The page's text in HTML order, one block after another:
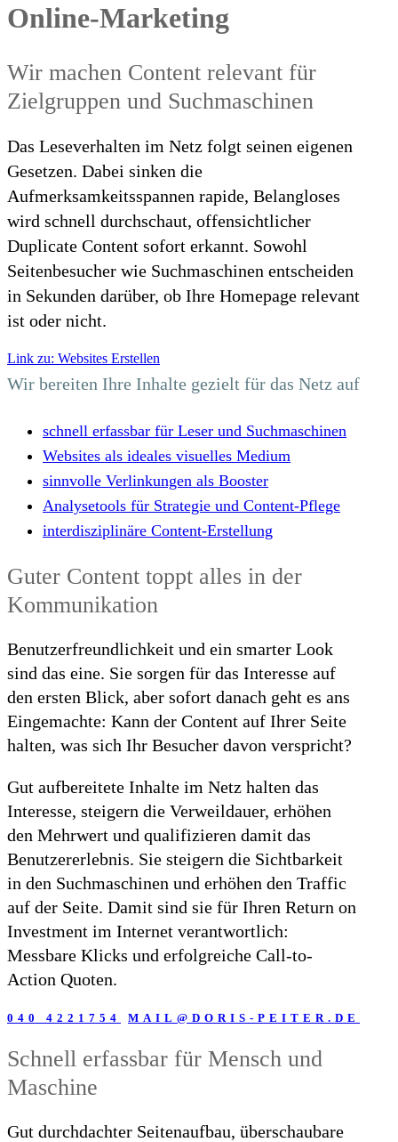
Online-Marketing
Wir machen Content relevant für
Zielgruppen und Suchmaschinen
Das Leseverhalten im Netz folgt seinen eigenen
Gesetzen. Dabei sinken die
Aufmerksamkeitsspannen rapide, Belangloses
wird schnell durchschaut, offensichtlicher
Duplicate Content sofort erkannt. Sowohl
Seitenbesucher wie Suchmaschinen entscheiden
in Sekunden darüber, ob Ihre Homepage relevant
ist oder nicht.
Link zu: Websites Erstellen
Wir bereiten Ihre Inhalte gezielt für das Netz auf
schnell erfassbar für Leser und Suchmaschinen
Websites als ideales visuelles Medium
sinnvolle Verlinkungen als Booster
Analysetools für Strategie und Content-Pflege
interdisziplinäre Content-Erstellung
Guter Content toppt alles in der
Kommunikation
Benutzerfreundlichkeit und ein smarter Look
sind das eine. Sie sorgen für das Interesse auf
den ersten Blick, aber sofort danach geht es ans
Eingemachte: Kann der Content auf Ihrer Seite
halten, was sich Ihr Besucher davon verspricht?
Gut aufbereitete Inhalte im Netz halten das
Interesse, steigern die Verweildauer, erhöhen
den Mehrwert und qualifizieren damit das
Benutzererlebnis. Sie steigern die Sichtbarkeit
in den Suchmaschinen und erhöhen den Traffic
auf der Seite. Damit sind sie für Ihren Return on
Investment im Internet verantwortlich:
Messbare Klicks und erfolgreiche Call-to-
Action Quoten.
040 4221754 MAIL@DORIS-PEITER.DE
Schnell erfassbar für Mensch und
Maschine
Gut durchdachter Seitenaufbau, überschaubare